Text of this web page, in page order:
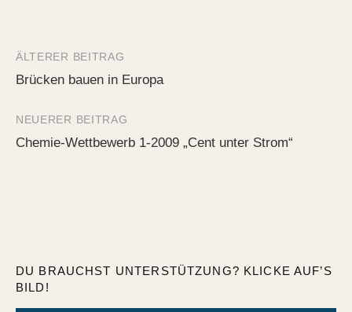
Beitrags-
Navigation
ÄLTERER BEITRAG
Brücken bauen in Europa
NEUERER BEITRAG
Chemie-Wettbewerb 1-2009 „Cent unter Strom“
DU BRAUCHST UNTERSTÜTZUNG? KLICKE AUF’S
BILD!